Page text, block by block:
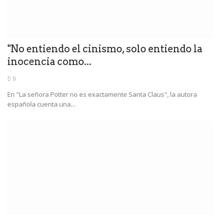
"No entiendo el cinismo, solo entiendo la
inocencia como...
0
En "La señora Potter no es exactamente Santa Claus", la autora
española cuenta una...